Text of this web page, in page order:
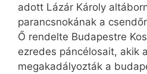
adott Lázár Károly
parancsnokának a
Ő rendelte Budapestre
ezredes páncélosait, akik
megakadályozták a